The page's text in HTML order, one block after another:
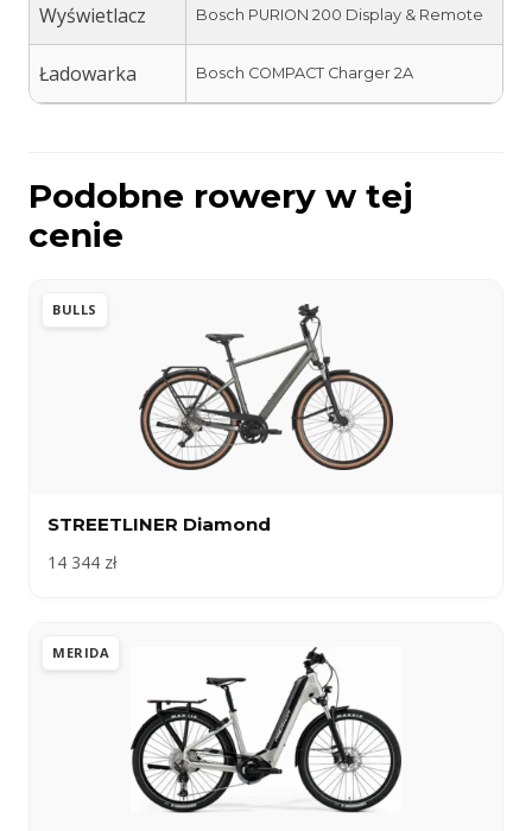
Wyświetlacz Bosch PURION 200 Display & Remote
Ładowarka Bosch COMPACT Charger 2A
Podobne rowery w tej
cenie
BULLS
STREETLINER Diamond
14 344 zł
MERIDA